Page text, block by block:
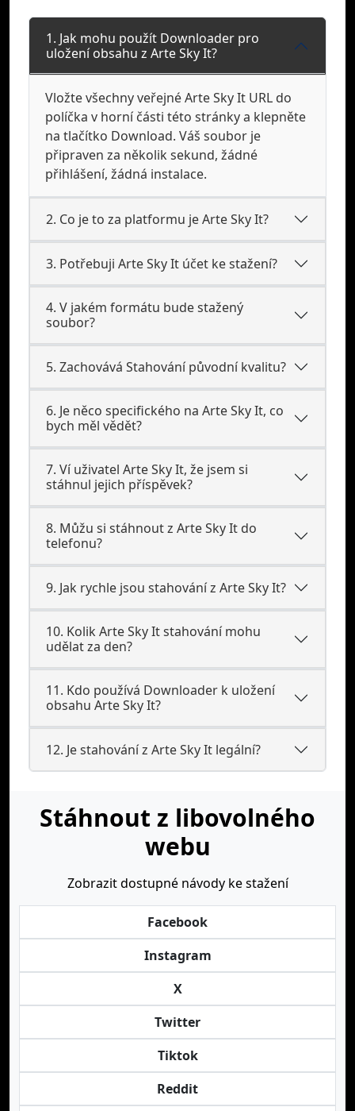
1. Jak mohu použít Downloader pro
uložení obsahu z Arte Sky It?
Vložte všechny veřejné Arte Sky It URL do
políčka v horní části této stránky a klepněte
na tlačítko Download. Váš soubor je
připraven za několik sekund, žádné
přihlášení, žádná instalace.
2. Co je to za platformu je Arte Sky It?
3. Potřebuji Arte Sky It účet ke stažení?
4. V jakém formátu bude stažený
soubor?
5. Zachovává Stahování původní kvalitu?
6. Je něco specifického na Arte Sky It, co
bych měl vědět?
7. Ví uživatel Arte Sky It, že jsem si
stáhnul jejich příspěvek?
8. Můžu si stáhnout z Arte Sky It do
telefonu?
9. Jak rychle jsou stahování z Arte Sky It?
10. Kolik Arte Sky It stahování mohu
udělat za den?
11. Kdo používá Downloader k uložení
obsahu Arte Sky It?
12. Je stahování z Arte Sky It legální?
Stáhnout z libovolného
webu
Zobrazit dostupné návody ke stažení
Facebook
Instagram
X
Twitter
Tiktok
Reddit